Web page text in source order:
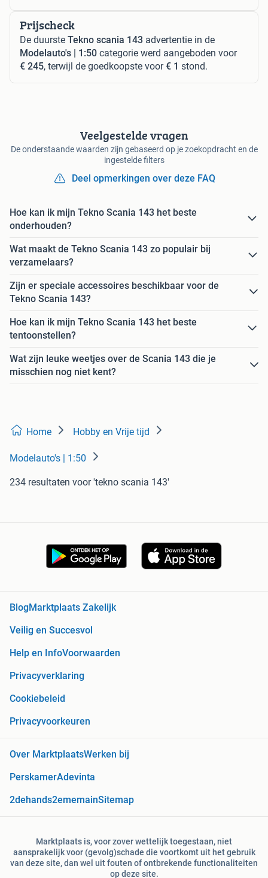
Prijscheck
De duurste Tekno scania 143 advertentie in de
Modelauto's | 1:50 categorie werd aangeboden voor
€ 245, terwijl de goedkoopste voor€ 1 stond.
Veelgestelde vragen
De onderstaande waarden zijn gebaseerd op je zoekopdracht en de
ingestelde filters
Deel opmerkingen over deze FAQ
Hoe kan ik mijn Tekno Scania 143 het beste
onderhouden?
Wat maakt de Tekno Scania 143 zo populair bij
verzamelaars?
Zijn er speciale accessoires beschikbaar voor de
Tekno Scania 143?
Hoe kan ik mijn Tekno Scania 143 het beste
tentoonstellen?
Wat zijn leuke weetjes over de Scania 143 die je
misschien nog niet kent?
Home Hobby en Vrije tijd
Modelauto's | 1:50
234 resultaten voor 'tekno scania 143'
BlogMarktplaats Zakelijk
Veilig en Succesvol
Help en InfoVoorwaarden
Privacyverklaring
Cookiebeleid
Privacyvoorkeuren
Over MarktplaatsWerken bij
PerskamerAdevinta
2dehands2ememainSitemap
Marktplaats is, voor zover wettelijk toegestaan, niet
aansprakelijk voor (gevolg)schade die voortkomt uit het gebruik
van deze site, dan wel uit fouten of ontbrekende functionaliteiten
op deze site.